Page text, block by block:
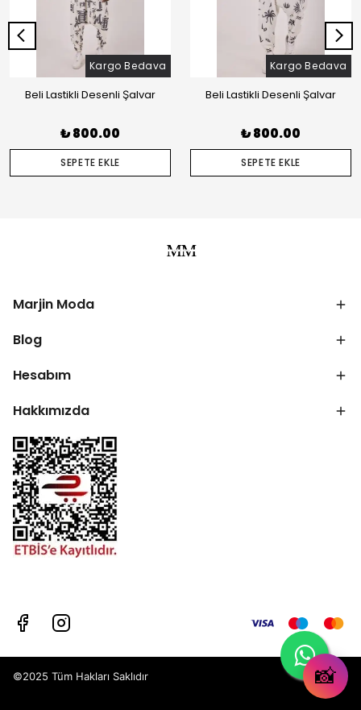
Kargo Bedava
Beli Lastikli Desenli Şalvar
₺ 800.00
SEPETE EKLE
Kargo Bedava
Beli Lastikli Desenli Şalvar
₺ 800.00
SEPETE EKLE
Marjin Moda
Blog
Hesabım
Hakkımızda
©2025 Tüm Hakları Saklıdır 📸